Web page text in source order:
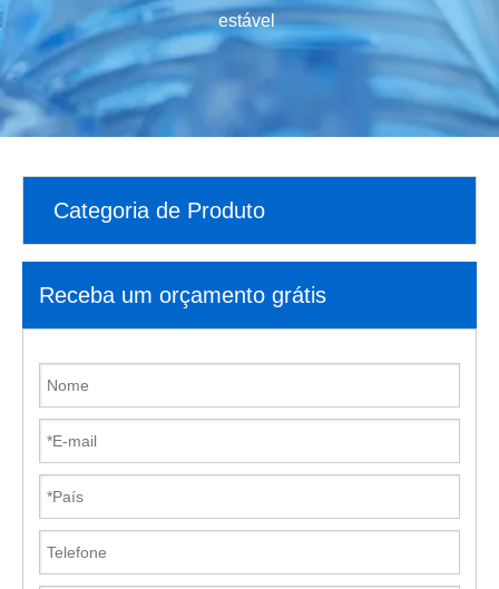
estável
Categoria de Produto
Receba um orçamento grátis